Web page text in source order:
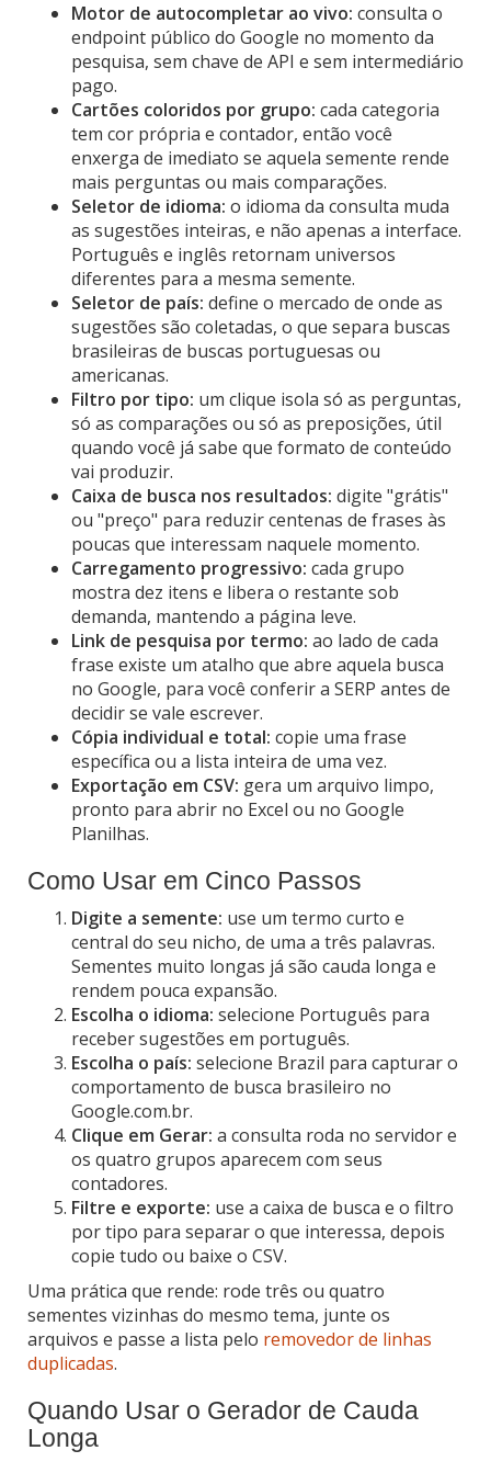
Motor de autocompletar ao vivo: consulta o
endpoint público do Google no momento da
pesquisa, sem chave de API e sem intermediário
pago.
Cartões coloridos por grupo: cada categoria
tem cor própria e contador, então você
enxerga de imediato se aquela semente rende
mais perguntas ou mais comparações.
Seletor de idioma: o idioma da consulta muda
as sugestões inteiras, e não apenas a interface.
Português e inglês retornam universos
diferentes para a mesma semente.
Seletor de país: define o mercado de onde as
sugestões são coletadas, o que separa buscas
brasileiras de buscas portuguesas ou
americanas.
Filtro por tipo: um clique isola só as perguntas,
só as comparações ou só as preposições, útil
quando você já sabe que formato de conteúdo
vai produzir.
Caixa de busca nos resultados: digite "grátis"
ou "preço" para reduzir centenas de frases às
poucas que interessam naquele momento.
Carregamento progressivo: cada grupo
mostra dez itens e libera o restante sob
demanda, mantendo a página leve.
Link de pesquisa por termo: ao lado de cada
frase existe um atalho que abre aquela busca
no Google, para você conferir a SERP antes de
decidir se vale escrever.
Cópia individual e total: copie uma frase
específica ou a lista inteira de uma vez.
Exportação em CSV: gera um arquivo limpo,
pronto para abrir no Excel ou no Google
Planilhas.
Como Usar em Cinco Passos
Digite a semente: use um termo curto e
central do seu nicho, de uma a três palavras.
Sementes muito longas já são cauda longa e
rendem pouca expansão.
Escolha o idioma: selecione Português para
receber sugestões em português.
Escolha o país: selecione Brazil para capturar o
comportamento de busca brasileiro no
Google.com.br.
Clique em Gerar: a consulta roda no servidor e
os quatro grupos aparecem com seus
contadores.
Filtre e exporte: use a caixa de busca e o filtro
por tipo para separar o que interessa, depois
copie tudo ou baixe o CSV.
Uma prática que rende: rode três ou quatro
sementes vizinhas do mesmo tema, junte os
arquivos e passe a lista pelo removedor de linhas
duplicadas.
Quando Usar o Gerador de Cauda
Longa